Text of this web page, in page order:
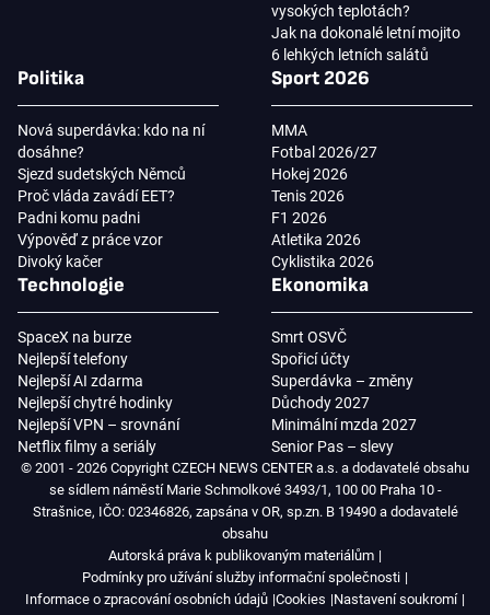
vysokých teplotách?
Jak na dokonalé letní mojito
6 lehkých letních salátů
Politika
Nová superdávka: kdo na ní
dosáhne?
Sjezd sudetských Němců
Proč vláda zavádí EET?
Padni komu padni
Výpověď z práce vzor
Divoký kačer
Sport 2026
MMA
Fotbal 2026/27
Hokej 2026
Tenis 2026
F1 2026
Atletika 2026
Cyklistika 2026
Technologie
SpaceX na burze
Nejlepší telefony
Nejlepší AI zdarma
Nejlepší chytré hodinky
Nejlepší VPN – srovnání
Netflix filmy a seriály
Ekonomika
Smrt OSVČ
Spořicí účty
Superdávka – změny
Důchody 2027
Minimální mzda 2027
Senior Pas – slevy
© 2001 - 2026 Copyright CZECH NEWS CENTER a.s. a dodavatelé obsahu
se sídlem náměstí Marie Schmolkové 3493/1, 100 00 Praha 10 -
Strašnice, IČO: 02346826, zapsána v OR, sp.zn. B 19490 a dodavatelé
obsahu
Autorská práva k publikovaným materiálům
Podmínky pro užívání služby informační společnosti
Informace o zpracování osobních údajů Cookies Nastavení soukromí